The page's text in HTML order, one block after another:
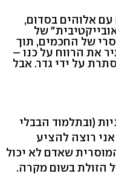
אלוהים בסדום,
של
של החכמים, תוך
את הרווח על כנו –
על ידי גדר. אבל
(ובתלמוד הבבלי
רוצה להציע
שאדם לא יכול
הזולת בשום מקרה.